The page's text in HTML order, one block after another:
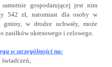
gospodarującej jest nim
542 zł, natomiast dla osoby w
w drodze uchwały, może
zasiłków okresowego i celowego.
w szczególności na: